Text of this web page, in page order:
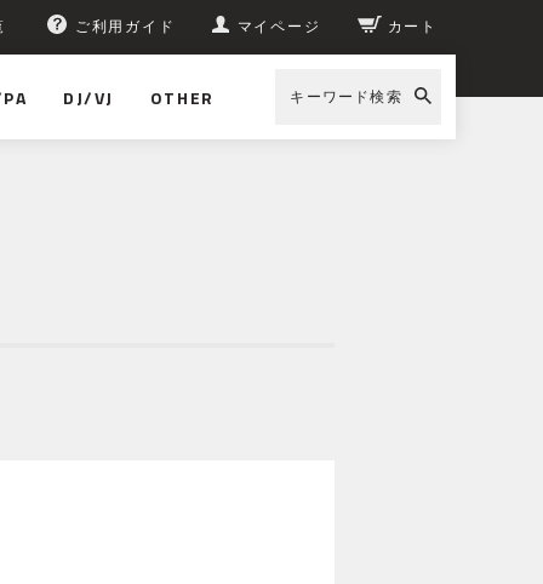
ご利用ガイド マイページ カート
DJ/VJ OTHER キーワード検索